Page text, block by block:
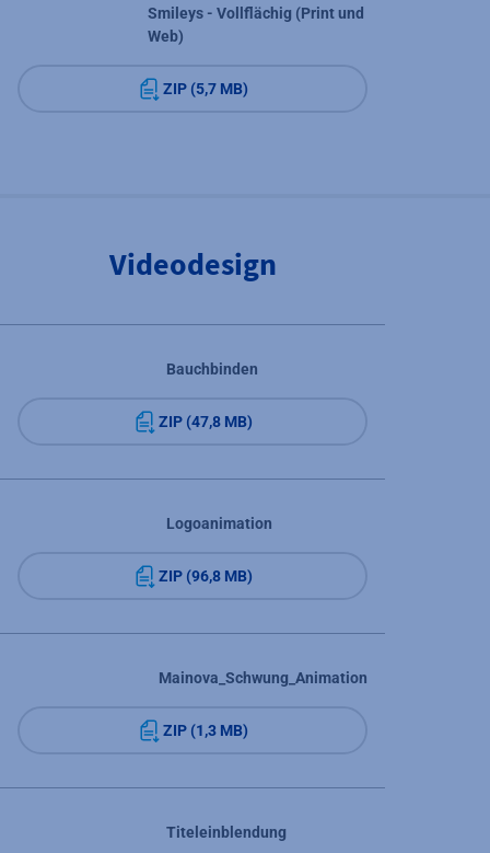
Smileys - Vollflächig (Print und
Web)
ZIP (5,7 MB)
Videodesign
Bauchbinden
ZIP (47,8 MB)
Logoanimation
ZIP (96,8 MB)
Mainova_Schwung_Animation
ZIP (1,3 MB)
Titeleinblendung